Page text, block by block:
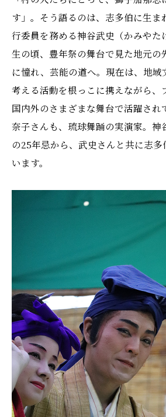
す」。そう語るのは、志多伯に生ま
行委員を務める神谷武史（かみやた
生の頃、豊年祭の舞台で見た地元の
に憧れ、芸能の道へ。現在は、地域
考える活動を根っこに携えながら、
国内外のさまざまな舞台で活躍され
奈子さんも、琉球舞踊の実演家。神
の25年忌から、武史さんと共に志
います。